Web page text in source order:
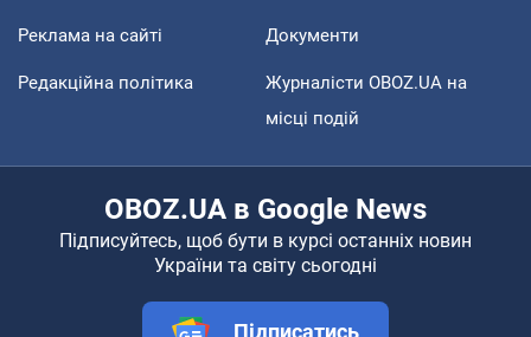
Реклама на сайті Документи
Редакційна політика
Журналісти OBOZ.UA на
місці подій
OBOZ.UA в Google News
Підписуйтесь, щоб бути в курсі останніх новин
України та світу сьогодні
Підписатись